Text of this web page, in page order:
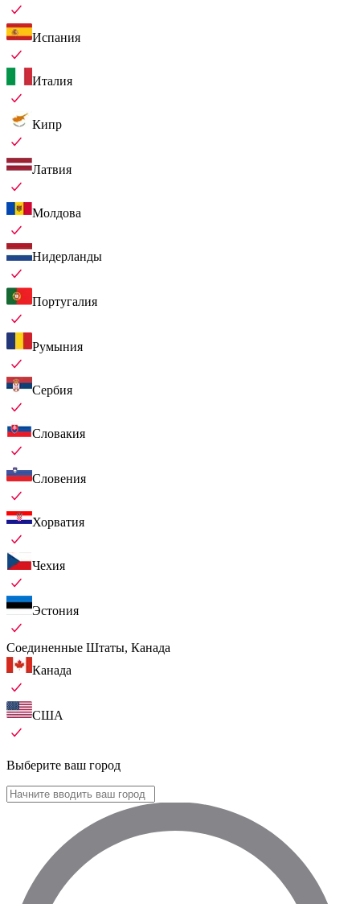
Испания
Италия
Кипр
Латвия
Молдова
Нидерланды
Португалия
Румыния
Сербия
Словакия
Словения
Хорватия
Чехия
Эстония
Соединенные Штаты, Канада
Канада
США
Выберите ваш город